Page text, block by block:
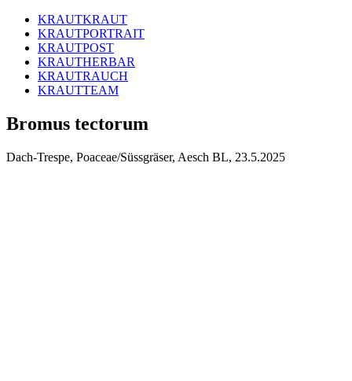
KRAUTKRAUT
KRAUTPORTRAIT
KRAUTPOST
KRAUTHERBAR
KRAUTRAUCH
KRAUTTEAM
Bromus tectorum
Dach-Trespe, Poaceae/Süssgräser, Aesch BL, 23.5.2025